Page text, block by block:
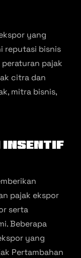
yang
reputasi bisnis
pajak
citra dan
mitra bisnis,
Insentif
pajak ekspor
serta
Beberapa
yang
Pertambahan